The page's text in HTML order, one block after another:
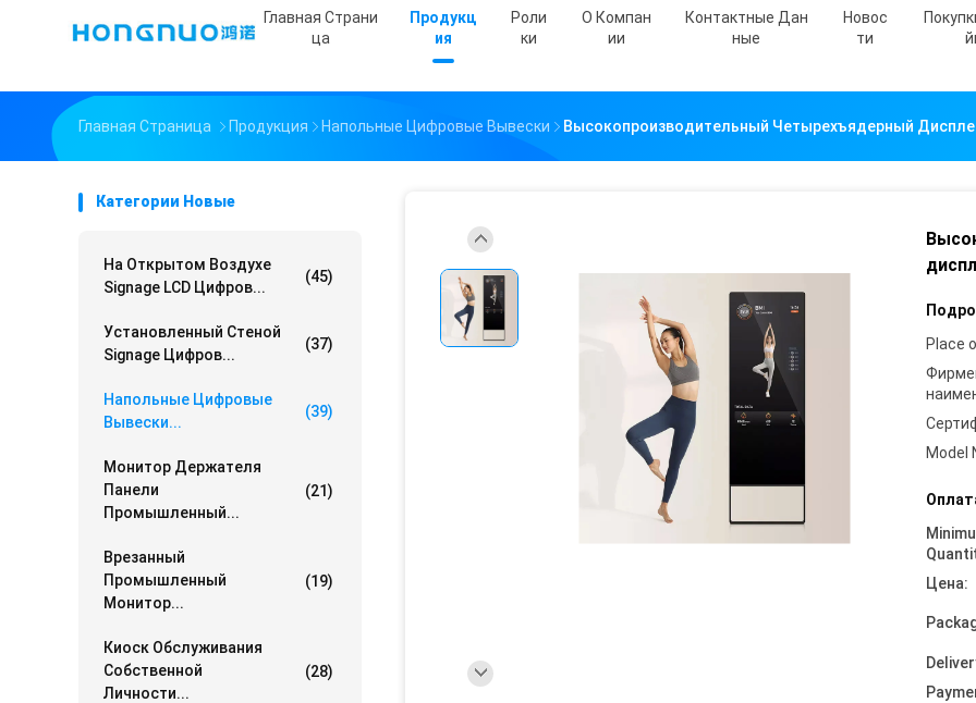
Главная Страни
Ца
Продукц
Ия
Роли
Ки
О Компан
Ии
Контактные Дан
Ные
Новос
Ти
Главная Страница Продукция Напольные Цифровые Вывески Высокопроизводительный Четырехъядерный
Категории Новые
На Открытом Воздухе
Signage LCD Цифров...
(45)
Установленный Стеной
Signage Цифров...
(37)
Напольные Цифровые
Вывески...
(39)
Монитор Держателя
Панели
Промышленный...
(21)
Врезанный
Промышленный
Монитор...
(19)
Киоск Обслуживания
Собственной
Личности...
(28)
Place
Model
Цена: